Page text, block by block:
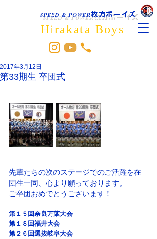
SPEED & POWER枚方ボーイズ
Hirakata Boys
第33期生 卒団式
2017年3月12日
先輩たちの次のステージでのご活躍を在
団生一同、心より願っております。
ご卒団おめでとうございます！
第１５回奈良万葉大会
第１８回福井大会
第２６回選抜岐阜大会